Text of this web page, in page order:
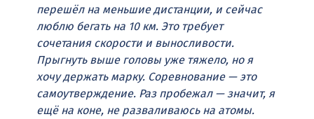
перешёл на меньшие дистанции, и сейчас
люблю бегать на 10 км. Это требует
сочетания скорости и выносливости.
Прыгнуть выше головы уже тяжело, но я
хочу держать марку. Соревнование — это
самоутверждение. Раз пробежал — значит, я
ещё на коне, не разваливаюсь на атомы.